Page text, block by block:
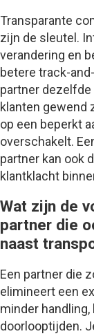
Transparante
zijn de sleutel.
verandering en
betere track-
partner
klanten gewend
op een beperkt
overschakelt.
partner kan ook
klantklacht
Wat zijn de
partner die
naast
Een partner die
elimineert een
minder
doorlooptijden.